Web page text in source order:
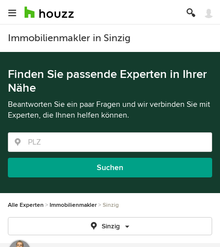
Immobilienmakler in Sinzig
Finden Sie passende Experten in Ihrer
Nähe
Beantworten Sie ein paar Fragen und wir verbinden Sie mit
Experten, die Ihnen helfen können.
Suchen
Alle Experten Immobilienmakler Sinzig
Sinzig